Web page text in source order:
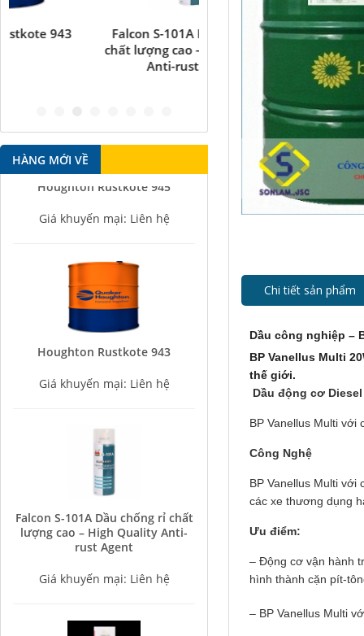
Chi tiết sản phẩm
Dầu công nghiệp –
BP Vanellus Multi
thế giới.
Dầu động cơ Diesel
BP Vanellus Multi với
Công Nghệ
BP Vanellus Multi
các xe thương dụng
Ưu điểm:
– Động cơ vận hành
hình thành cặn pít-
– BP Vanellus Multi
Falcon S-101A Dầu chống rỉ
chất lượng cao – High Quality
Anti-rust Agent
Falcon S-350 Chất
bôi trơn đa năng –
Multipurpose
antirust agent
HÀNG MỚI VỀ
Houghton Rustkote 945
lượng cao – High Quality Anti-
rust Agent